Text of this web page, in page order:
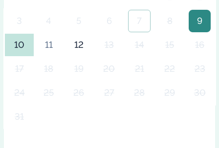
3 4 5 6 7 8 9
10 11 12 13 14 15 16
17 18 19 20 21 22 23
24 25 26 27 28 29 30
31